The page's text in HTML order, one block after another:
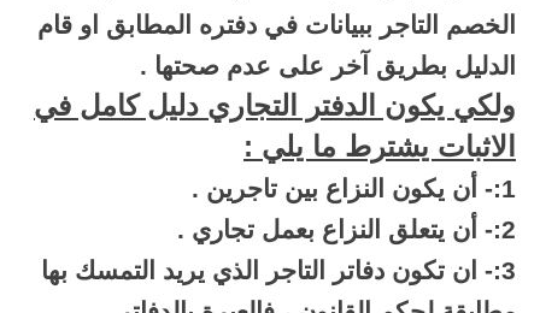
الخصم التاجر ببيانات في دفتره المطابق او قام
الدليل بطريق آخر على عدم صحتها .
ولكي يكون الدفتر التجاري دليل كامل في
الاثبات يشترط ما يلي :
1:- أن يكون النزاع بين تاجرين .
2:- أن يتعلق النزاع بعمل تجاري .
3:- ان تكون دفاتر التاجر الذي يريد التمسك بها